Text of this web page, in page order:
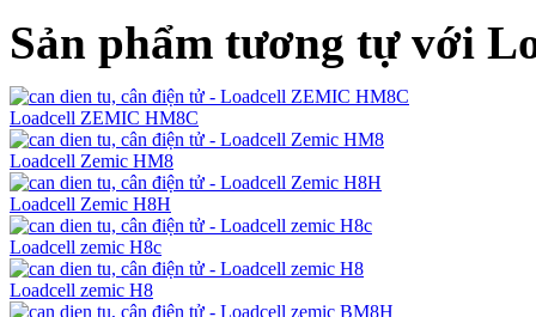
Sản phẩm tương tự với
Loadcell ZEMIC HM8C
Loadcell Zemic HM8
Loadcell Zemic H8H
Loadcell zemic H8c
Loadcell zemic H8